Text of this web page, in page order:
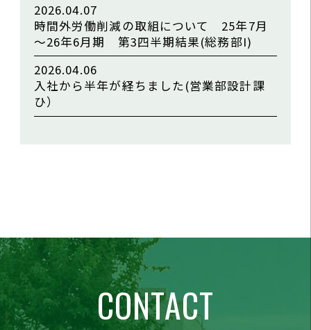
2026.04.07
時間外労働削減の取組について 25年7月
～26年6月期 第3四半期結果(総務部I)
2026.04.06
入社から半年が経ちました(営業部設計課
ひ）
CONTACT